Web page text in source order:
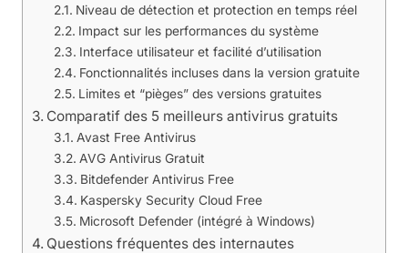
Niveau de détection et protection en temps réel
Impact sur les performances du système
Interface utilisateur et facilité d’utilisation
Fonctionnalités incluses dans la version gratuite
Limites et “pièges” des versions gratuites
Comparatif des 5 meilleurs antivirus gratuits
Avast Free Antivirus
AVG Antivirus Gratuit
Bitdefender Antivirus Free
Kaspersky Security Cloud Free
Microsoft Defender (intégré à Windows)
Questions fréquentes des internautes